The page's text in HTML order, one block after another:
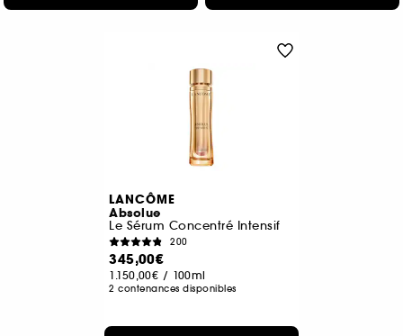
LANCÔME
Absolue
Le Sérum Concentré Intensif
200
345,00€
1.150,00€ / 100ml
2 contenances disponibles